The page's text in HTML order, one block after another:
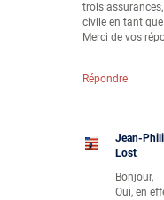
trois
civile en tant
Merci de vos
Répondre
Jean-
Lost
Bonjour,
Oui, en